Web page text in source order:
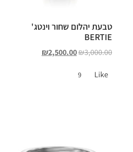
טבעת יהלום שחור וינטג'
BERTIE
₪3,000.00
₪2,500.00
Like
9